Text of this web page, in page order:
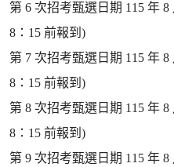
第 6 次招考甄選日期 115 年
8：15 前報到)
第 7 次招考甄選日期 115 年
8：15 前報到)
第 8 次招考甄選日期 115 年
8：15 前報到)
第 9 次招考甄選日期 115 年